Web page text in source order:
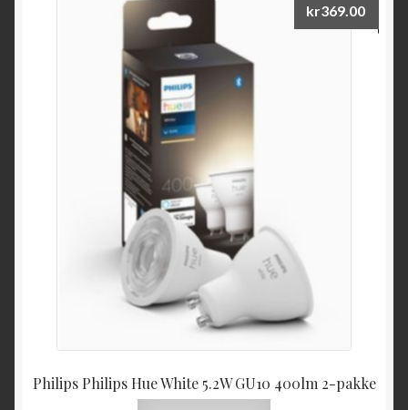
Philips Philips Hue White 5.2W GU10 400lm 2-pakke
kr369.00